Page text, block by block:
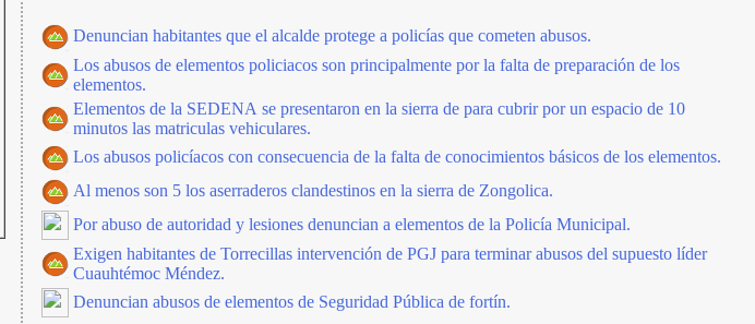
Denuncian habitantes que el alcalde protege a policías que cometen abusos.
Los abusos de elementos policiacos son principalmente por la falta de preparación de los
elementos.
Elementos de la SEDENA se presentaron en la sierra de para cubrir por un espacio de 10
minutos las matriculas vehiculares.
Los abusos policíacos con consecuencia de la falta de conocimientos básicos de los elementos.
Al menos son 5 los aserraderos clandestinos en la sierra de Zongolica.
Por abuso de autoridad y lesiones denuncian a elementos de la Policía Municipal.
Exigen habitantes de Torrecillas intervención de PGJ para terminar abusos del supuesto líder
Cuauhtémoc Méndez.
Denuncian abusos de elementos de Seguridad Pública de fortín.